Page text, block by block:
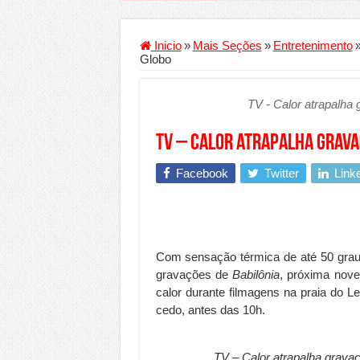
Criador de Sites ou VPS:
Conheça a melhor
PF e Emissoras Apertam
De economista a
Tomada de decisão
Investimento em energia
Serralheria de Alumínio
Inicio » Mais Seções » Entretenimento
Globo
TV - Calor atrapalha
TV – Calor atrapalha
Facebook Twitter
Com sensação térmica de até 50
gravações deBabilônia, próxima
calor durante filmagens na praia do
cedo, antes das 10h.
TV – Calor atrapalha